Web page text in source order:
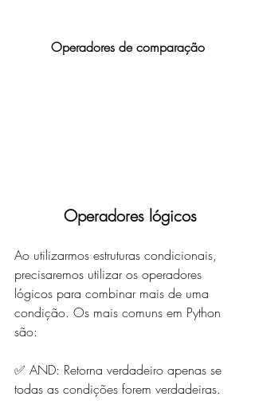
Operadores de comparação
Operadores lógicos
Ao utilizarmos estruturas condicionais,
precisaremos utilizar os operadores
lógicos para combinar mais de uma
condição. Os mais comuns em Python
são:
✅ AND: Retorna verdadeiro apenas se
todas as condições forem verdadeiras.